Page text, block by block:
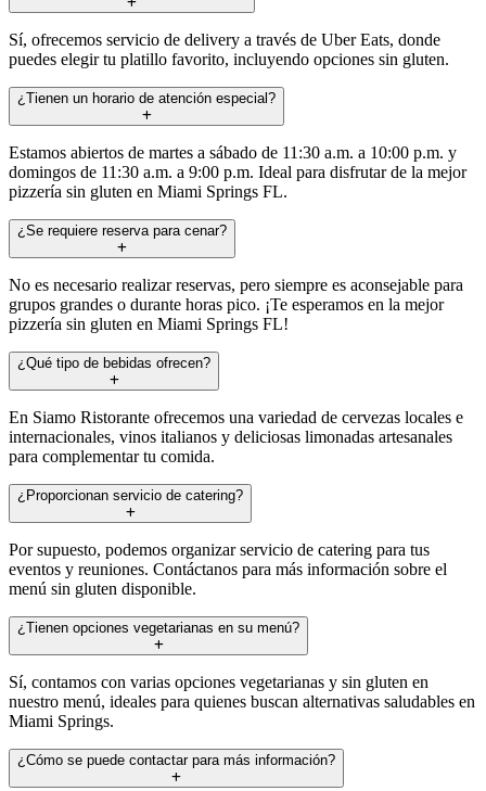
Sí, ofrecemos servicio de delivery a través de Uber Eats, donde
puedes elegir tu platillo favorito, incluyendo opciones sin gluten.
¿Tienen un horario de atención especial?
Estamos abiertos de martes a sábado de 11:30 a.m. a 10:00 p.m. y
domingos de 11:30 a.m. a 9:00 p.m. Ideal para disfrutar de la mejor
pizzería sin gluten en Miami Springs FL.
¿Se requiere reserva para cenar?
No es necesario realizar reservas, pero siempre es aconsejable para
grupos grandes o durante horas pico. ¡Te esperamos en la mejor
pizzería sin gluten en Miami Springs FL!
¿Qué tipo de bebidas ofrecen?
En Siamo Ristorante ofrecemos una variedad de cervezas locales e
internacionales, vinos italianos y deliciosas limonadas artesanales
para complementar tu comida.
¿Proporcionan servicio de catering?
Por supuesto, podemos organizar servicio de catering para tus
eventos y reuniones. Contáctanos para más información sobre el
menú sin gluten disponible.
¿Tienen opciones vegetarianas en su menú?
Sí, contamos con varias opciones vegetarianas y sin gluten en
nuestro menú, ideales para quienes buscan alternativas saludables en
Miami Springs.
¿Cómo se puede contactar para más información?